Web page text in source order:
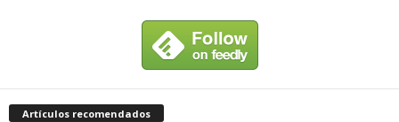
Artículos recomendados